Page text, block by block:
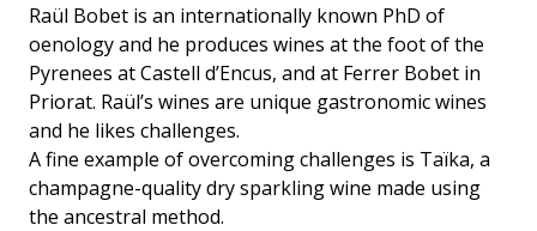
Raül Bobet is an internationally known PhD of
oenology and he produces wines at the foot of the
Pyrenees at Castell d’Encus, and at Ferrer Bobet in
Priorat. Raül’s wines are unique gastronomic wines
and he likes challenges.
A fine example of overcoming challenges is Taïka, a
champagne-quality dry sparkling wine made using
the ancestral method.